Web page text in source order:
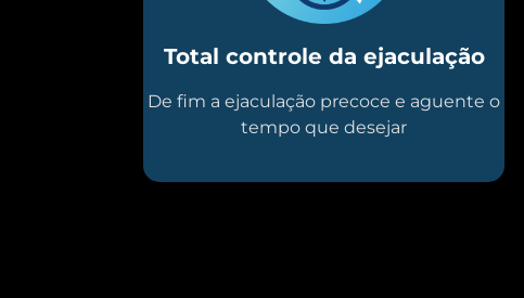
Total controle da ejaculação
De fim a ejaculação precoce e aguente o
tempo que desejar